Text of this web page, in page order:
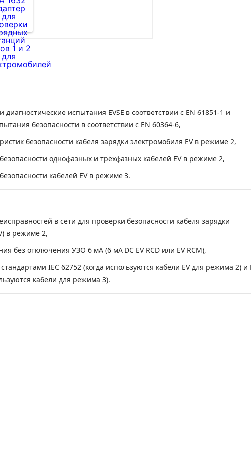
испытания EVSE в соответствии с EN 61851-1 и
безопасности в соответствии с EN 60364-6,
безопасности кабеля зарядки электромобиля EV в режиме 2,
однофазных и трёхфазных кабелей EV в режиме 2,
кабелей EV в режиме 3.
в сети для проверки безопасности кабеля зарядки
в режиме 2,
без отключения УЗО 6 мА (6 мA DC EV RCD или EV RCM),
IEC 62752 (когда используются кабели EV для режима 2) и
кабели для режима 3).